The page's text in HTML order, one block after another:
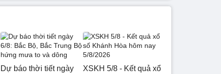
Dự báo thời tiết ngày
XSKH 5/8 - Kết quả xổ